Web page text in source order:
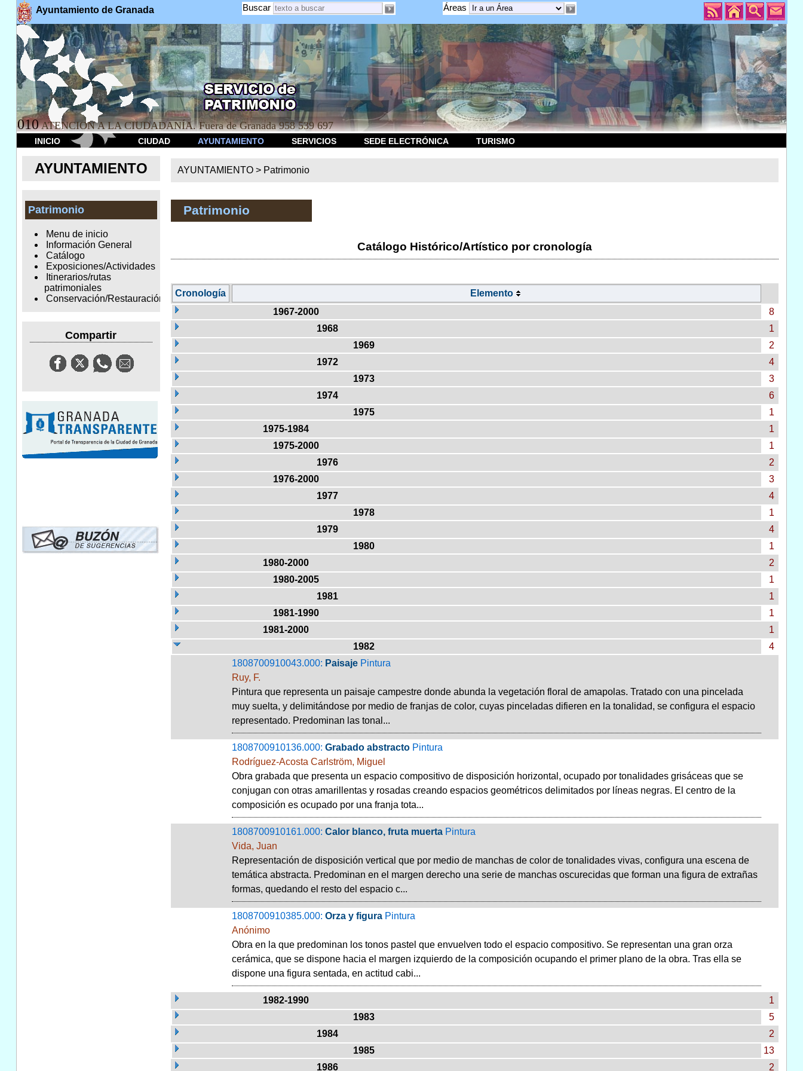
Ayuntamiento de Granada Áreas
Buscar
010 ATENCION A LA CIUDADANÍA. Fuera de Granada 958 539 697
INICIO CIUDAD AYUNTAMIENTO SERVICIOS SEDE ELECTRÓNICA TURISMO
AYUNTAMIENTO
Patrimonio
Menu de inicio
Información General
Catálogo
Exposiciones/Actividades
Itinerarios/rutas
patrimoniales
Conservación/Restauración
Compartir
AYUNTAMIENTO > Patrimonio
Patrimonio
Catálogo Histórico/Artístico por cronología
Cronología
Elemento
1967-2000
8
1968
1
1969
2
1972
4
1973
3
1974
6
1975
1
1975-1984
1
1975-2000
1
1976
2
1976-2000
3
1977
4
1978
1
1979
4
1980
1
1980-2000
2
1980-2005
1
1981
1
1981-1990
1
1981-2000
1
1982
4
1808700910043.000: Paisaje Pintura
Ruy, F.
Pintura que representa un paisaje campestre donde abunda la vegetación floral de amapolas. Tratado con una pincelada
muy suelta, y delimitándose por medio de franjas de color, cuyas pinceladas difieren en la tonalidad, se configura el espacio
representado. Predominan las tonal...
1808700910136.000: Grabado abstracto Pintura
Rodríguez-Acosta Carlström, Miguel
Obra grabada que presenta un espacio compositivo de disposición horizontal, ocupado por tonalidades grisáceas que se
conjugan con otras amarillentas y rosadas creando espacios geométricos delimitados por líneas negras. El centro de la
composición es ocupado por una franja tota...
1808700910161.000: Calor blanco, fruta muerta Pintura
Vida, Juan
Representación de disposición vertical que por medio de manchas de color de tonalidades vivas, configura una escena de
temática abstracta. Predominan en el margen derecho una serie de manchas oscurecidas que forman una figura de extrañas
formas, quedando el resto del espacio c...
1808700910385.000: Orza y figura Pintura
Anónimo
Obra en la que predominan los tonos pastel que envuelven todo el espacio compositivo. Se representan una gran orza
cerámica, que se dispone hacia el margen izquierdo de la composición ocupando el primer plano de la obra. Tras ella se
dispone una figura sentada, en actitud cabi...
1982-1990
1
1983
5
1984
2
1985
13
1986
2